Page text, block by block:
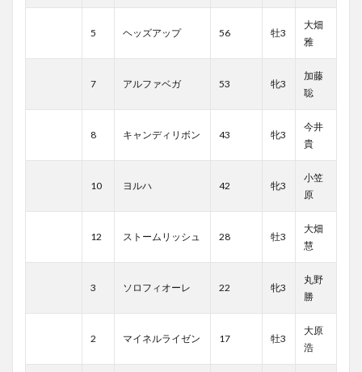
5 ヘッズアップ 56 牡3
大畑
雅
7 アルファベガ 53 牝3
加藤
聡
8 キャンディリボン 43 牝3
今井
貴
10 ヨルハ 42 牝3
小笠
原
12 ストームリッシュ 28 牡3
大畑
慧
3 ソロフィオーレ 22 牝3
丸野
勝
2 マイネルライゼン 17 牡3
大原
浩